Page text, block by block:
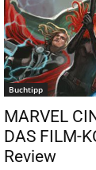
Buchtipp
MARVEL
DAS FILM-
Review